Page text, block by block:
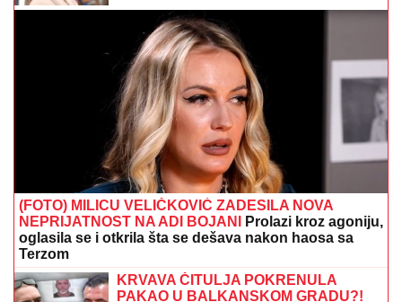
UHVAĆENI U CRNOJ GORI NAKON
SKANDALA:Sa njima su i sinovi
(FOTO)
KRVAVI OBRAČUN NA DORĆOLU:
Mladić upucan u stomak, drugovi ga
dovezli u bolnicu, na ovo se sumnja